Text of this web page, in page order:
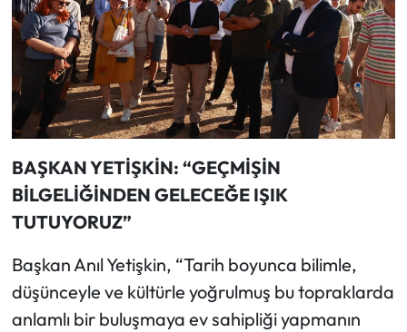
BAŞKAN YETİŞKİN: “GEÇMİŞİN
BİLGELİĞİNDEN GELECEĞE IŞIK
TUTUYORUZ”
Başkan Anıl Yetişkin, “Tarih boyunca bilimle,
düşünceyle ve kültürle yoğrulmuş bu topraklarda
anlamlı bir buluşmaya ev sahipliği yapmanın